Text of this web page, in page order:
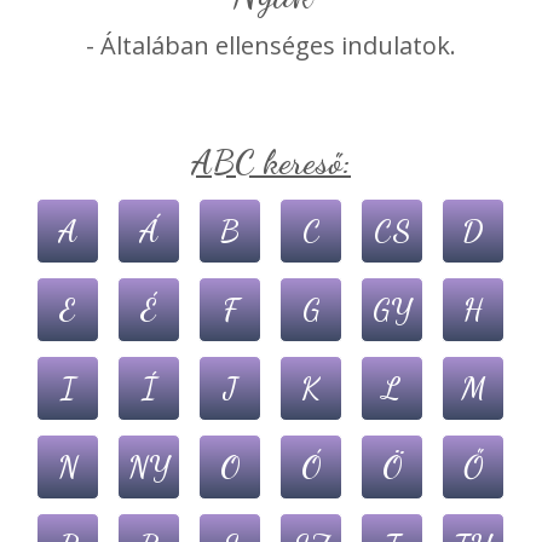
- Általában ellenséges indulatok.
ABC kereső:
A Á B C CS D
E É F G GY H
I Í J K L M
N NY O Ó Ö Ő